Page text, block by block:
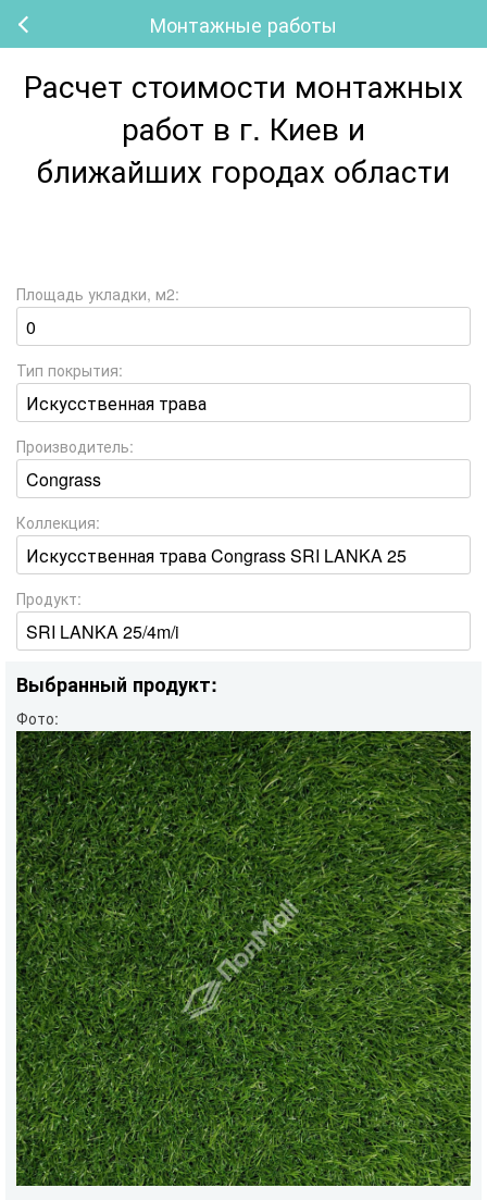
Расчет стоимости монтажных
работ в г. Киев и
ближайших городах области
Площадь укладки, м2:
Тип покрытия:
Производитель:
Коллекция:
Продукт:
Выбранный продукт:
Фото:
Монтажные работы